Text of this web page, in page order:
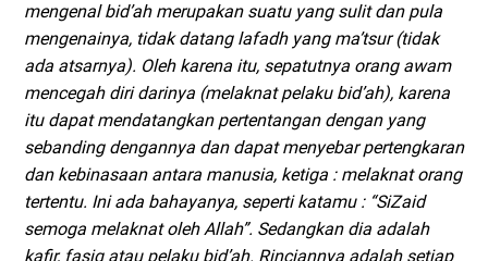
mengenal bid’ah merupakan suatu yang sulit dan pula
mengenainya, tidak datang lafadh yang ma’tsur (tidak
ada atsarnya). Oleh karena itu, sepatutnya orang awam
mencegah diri darinya (melaknat pelaku bid’ah), karena
itu dapat mendatangkan pertentangan dengan yang
sebanding dengannya dan dapat menyebar pertengkaran
dan kebinasaan antara manusia, ketiga : melaknat orang
tertentu. Ini ada bahayanya, seperti katamu : “SiZaid
semoga melaknat oleh Allah”. Sedangkan dia adalah
kafir, fasiq atau pelaku bid’ah. Rinciannya adalah setiap